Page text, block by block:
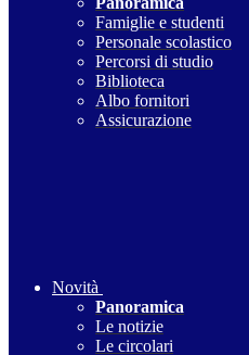
Famiglie e studenti
Personale scolastico
Percorsi di studio
Biblioteca
Albo fornitori
Assicurazione
Novità
Panoramica
Le notizie
Le circolari